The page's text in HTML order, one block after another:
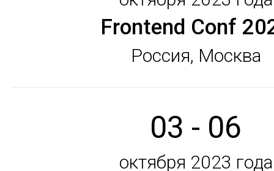
Frontend Conf
Россия, Москва
03 - 06
октября 2023 года